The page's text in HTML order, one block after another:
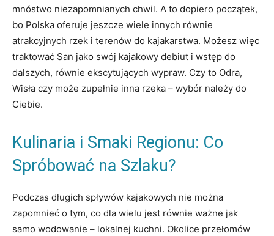
mnóstwo niezapomnianych chwil. A to dopiero początek,
bo Polska oferuje jeszcze wiele innych równie
atrakcyjnych rzek i terenów do kajakarstwa. Możesz więc
traktować San jako swój kajakowy debiut i wstęp do
dalszych, równie ekscytujących wypraw. Czy to Odra,
Wisła czy może zupełnie inna rzeka – wybór należy do
Ciebie.
Kulinaria i Smaki Regionu: Co
Spróbować na Szlaku?
Podczas długich spływów kajakowych nie można
zapomnieć o tym, co dla wielu jest równie ważne jak
samo wodowanie – lokalnej kuchni. Okolice przełomów